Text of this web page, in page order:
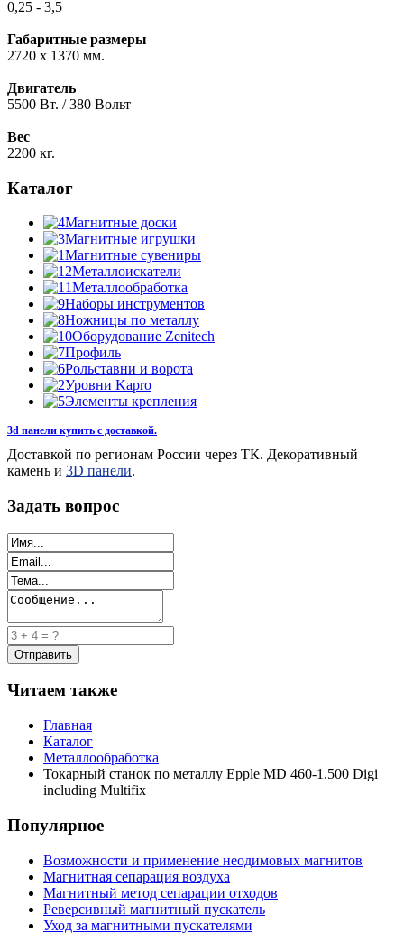
0,25 - 3,5
Габаритные размеры
2720 x 1370 мм.
Двигатель
5500 Вт. / 380 Вольт
Вес
2200 кг.
Каталог
Магнитные доски
Магнитные игрушки
Магнитные сувениры
Металлоискатели
Металлообработка
Наборы инструментов
Ножницы по металлу
Оборудование Zenitech
Профиль
Рольставни и ворота
Уровни Kapro
Элементы крепления
3d панели купить с доставкой.
Доставкой по регионам России через ТК. Декоративный
камень и 3D панели.
Задать вопрос
Читаем также
Главная
Каталог
Металлообработка
Токарный станок по металлу Epple MD 460-1.500 Digi
including Multifix
Популярное
Возможности и применение неодимовых магнитов
Магнитная сепарация воздуха
Магнитный метод сепарации отходов
Реверсивный магнитный пускатель
Уход за магнитными пускателями